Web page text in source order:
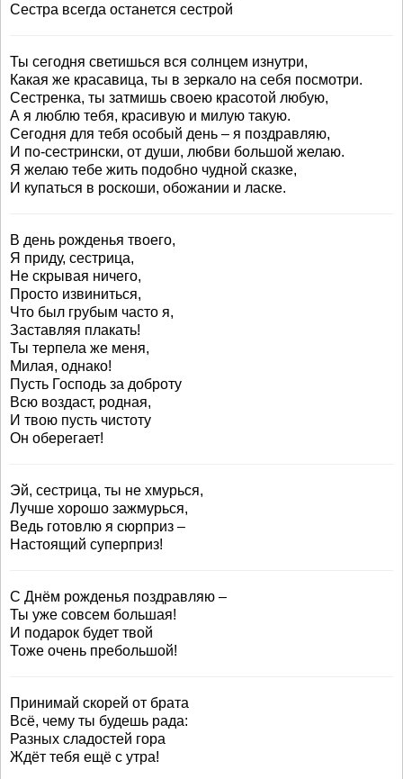
Сестра всегда останется сестрой
Ты сегодня светишься вся солнцем изнутри,
Какая же красавица, ты в зеркало на себя посмотри.
Сестренка, ты затмишь своею красотой любую,
А я люблю тебя, красивую и милую такую.
Сегодня для тебя особый день – я поздравляю,
И по-сестрински, от души, любви большой желаю.
Я желаю тебе жить подобно чудной сказке,
И купаться в роскоши, обожании и ласке.
В день рожденья твоего,
Я приду, сестрица,
Не скрывая ничего,
Просто извиниться,
Что был грубым часто я,
Заставляя плакать!
Ты терпела же меня,
Милая, однако!
Пусть Господь за доброту
Всю воздаст, родная,
И твою пусть чистоту
Он оберегает!
Эй, сестрица, ты не хмурься,
Лучше хорошо зажмурься,
Ведь готовлю я сюрприз –
Настоящий суперприз!
С Днём рожденья поздравляю –
Ты уже совсем большая!
И подарок будет твой
Тоже очень пребольшой!
Принимай скорей от брата
Всё, чему ты будешь рада:
Разных сладостей гора
Ждёт тебя ещё с утра!